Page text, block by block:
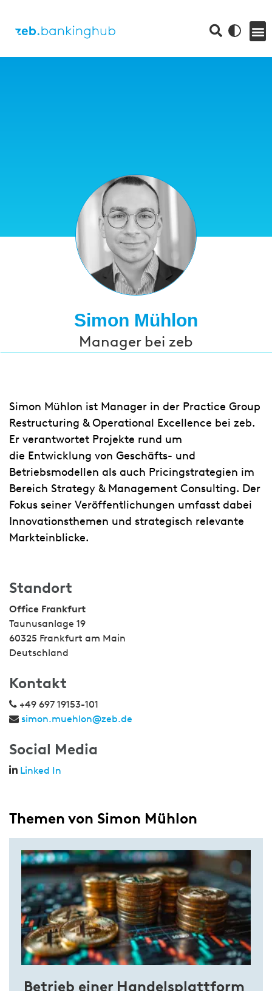
Simon Mühlon
Manager bei zeb
Simon Mühlon ist Manager in der Practice Group
Restructuring & Operational Excellence bei zeb.
Er verantwortet Projekte rund um
die Entwicklung von Geschäfts- und
Betriebsmodellen als auch Pricingstrategien im
Bereich Strategy & Management Consulting. Der
Fokus seiner Veröffentlichungen umfasst dabei
Innovationsthemen und strategisch relevante
Markteinblicke.
Standort
Office Frankfurt
Taunusanlage 19
60325 Frankfurt am Main
Deutschland
Kontakt
+49 697 19153-101
simon.muehlon@zeb.de
Social Media
Linked In
Themen von Simon Mühlon
Betrieb einer Handelsplattform